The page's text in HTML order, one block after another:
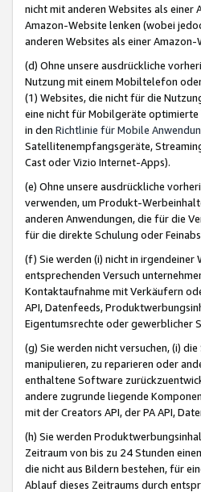
nicht mit anderen Websites als
Amazon-Website lenken (wobei
anderen Websites als einer
(d) Ohne unsere ausdrückliche
Nutzung mit einem Mobiltelefon
(1) Websites, die nicht für die
eine nicht für Mobilgeräte optimierte
in den Richtlinie für Mobile
Satellitenempfangsgeräte,
Cast oder Vizio Internet-Apps).
(e) Ohne unsere ausdrückliche
verwenden, um Produkt-
anderen Anwendungen, die für die
für die direkte Schulung oder
(f) Sie werden (i) nicht in irgendeiner
entsprechenden Versuch
Kontaktaufnahme mit Verkäufern
API, Datenfeeds,
Eigentumsrechte oder gewerblicher
(g) Sie werden nicht versuchen, (i)
manipulieren, zu reparieren oder
enthaltene Software
andere zugrunde liegende
mit der Creators API, der PA API,
(h) Sie werden
Zeitraum von bis zu 24 Stunden
die nicht aus Bildern bestehen, für
Ablauf dieses Zeitraums durch